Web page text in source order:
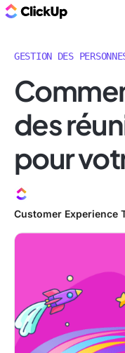
GESTION DES
des
pour
Customer Experience